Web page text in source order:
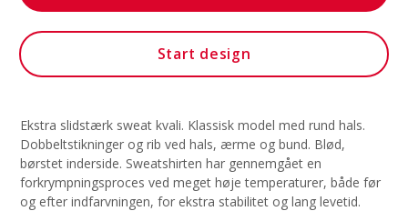
Start design
Ekstra slidstærk sweat kvali. Klassisk model med rund hals.
Dobbeltstikninger og rib ved hals, ærme og bund. Blød,
børstet inderside. Sweatshirten har gennemgået en
forkrympningsproces ved meget høje temperaturer, både før
og efter indfarvningen, for ekstra stabilitet og lang levetid.